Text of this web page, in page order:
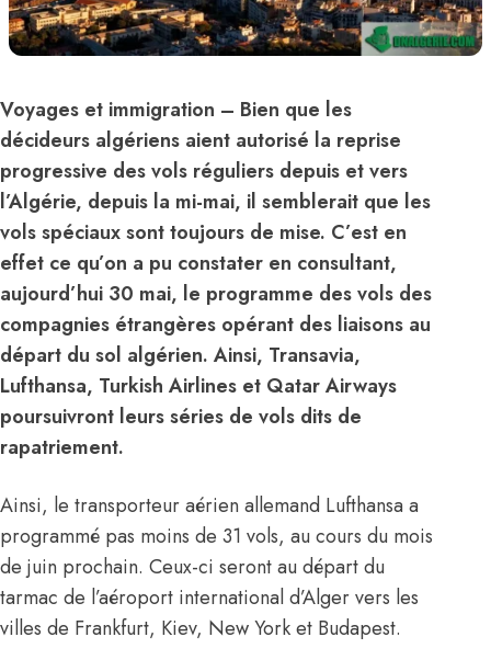
Voyages et immigration – Bien que les
décideurs algériens aient autorisé la reprise
progressive des vols réguliers depuis et vers
l’Algérie, depuis la mi-mai, il semblerait que les
vols spéciaux sont toujours de mise. C’est en
effet ce qu’on a pu constater en consultant,
aujourd’hui 30 mai, le programme des vols des
compagnies étrangères opérant des liaisons au
départ du sol algérien. Ainsi, Transavia,
Lufthansa, Turkish Airlines et Qatar Airways
poursuivront leurs séries de vols dits de
rapatriement.
Ainsi, le transporteur aérien allemand Lufthansa a
programmé pas moins de 31 vols, au cours du mois
de juin prochain. Ceux-ci seront au départ du
tarmac de l’aéroport international d’Alger vers les
villes de Frankfurt, Kiev, New York et Budapest.